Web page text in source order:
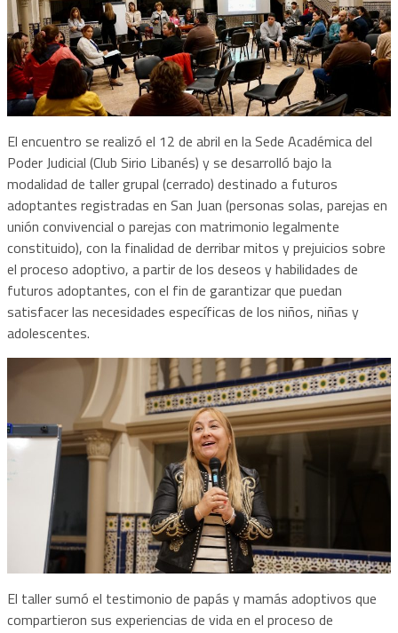
El encuentro se realizó el 12 de abril en la Sede Académica del
Poder Judicial (Club Sirio Libanés) y se desarrolló bajo la
modalidad de taller grupal (cerrado) destinado a futuros
adoptantes registradas en San Juan (personas solas, parejas en
unión convivencial o parejas con matrimonio legalmente
constituido), con la finalidad de derribar mitos y prejuicios sobre
el proceso adoptivo, a partir de los deseos y habilidades de
futuros adoptantes, con el fin de garantizar que puedan
satisfacer las necesidades específicas de los niños, niñas y
adolescentes.
El taller sumó el testimonio de papás y mamás adoptivos que
compartieron sus experiencias de vida en el proceso de